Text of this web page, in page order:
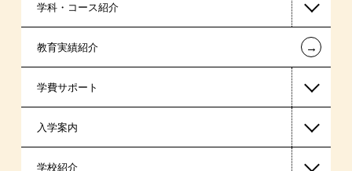
学科・コース紹介
国家公務員・地方公務員系
警察官・消防官系
税理士系
ビジネス系
教育実績紹介 ←
学費サポート
高等教育の修学支援新制度
日本学生支援機構の奨学金
入学案内
一般入学
学校紹介